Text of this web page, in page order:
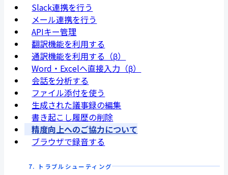
Slack連携を行う
メール連携を行う
APIキー管理
翻訳機能を利用する
通訳機能を利用する（β）
Word・Excelへ直接入力（β）
会話を分析する
ファイル添付を使う
生成された議事録の編集
書き起こし履歴の削除
精度向上へのご協力について
ブラウザで録音する
7. トラブルシューティング